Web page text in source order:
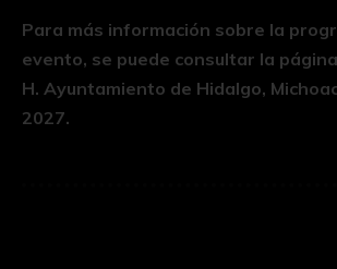
Para más información sobre la
evento, se puede consultar la
H. Ayuntamiento de Hidalgo,
2027.